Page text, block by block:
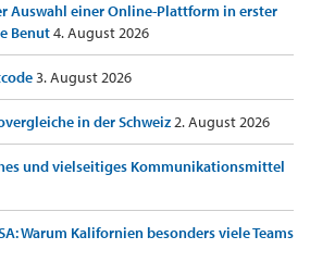
Auswahl einer Online-Plattform in erster
Benut4. August 2026
3. August 2026
in der Schweiz2. August 2026
und vielseitiges Kommunikationsmittel
Warum Kalifornien besonders viele Teams